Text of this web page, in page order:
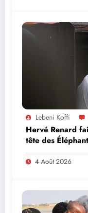
Lebeni Koffi
Hervé Renard
tête des
4 Août 2026